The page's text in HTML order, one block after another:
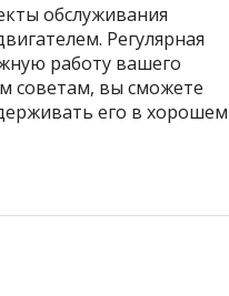
обслуживания
Регулярная
работу вашего
советам, вы сможете
его в хорошем